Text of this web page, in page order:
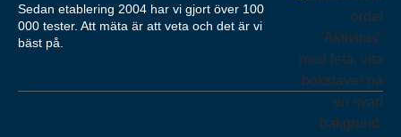
Sedan etablering 2004 har vi gjort över 100
000 tester. Att mäta är att veta och det är vi
bäst på.